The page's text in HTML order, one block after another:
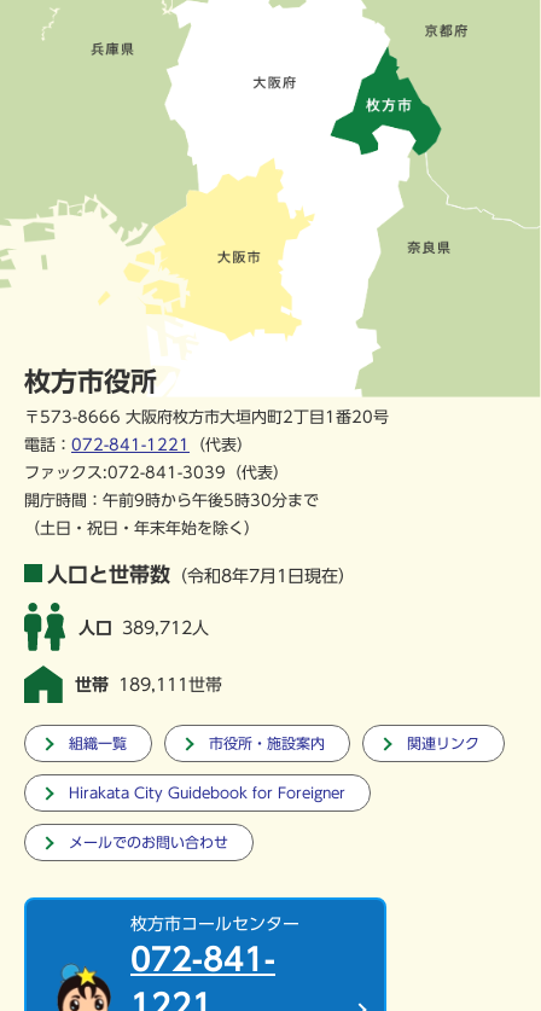
枚方市役所
〒573-8666 大阪府枚方市大垣内町2丁目1番20号
電話： 072-841-1221
（代表）
ファックス:072-841-3039（代表）
開庁時間：午前9時から午後5時30分まで
（土日・祝日・年末年始を除く）
人口と世帯数 （令和8年7月1日現在）
人口 389,712人
世帯 189,111世帯
組織一覧 市役所・施設案内 関連リンク
Hirakata City Guidebook for Foreigner
メールでのお問い合わせ
枚方市コールセンター
072-841-